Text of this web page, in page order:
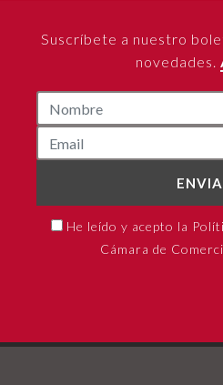
Suscríbete a nuestro
novedades.
He leído y acepto la
Cámara de